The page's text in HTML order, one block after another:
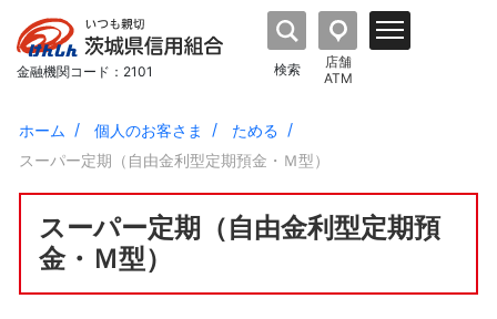
金融機関コード：2101 検索
店舗
ATM
ホーム 個人のお客さま
ためる
スーパー定期（自由金利型定期預金・Ｍ型）
スーパー定期（自由金利型定期預
金・Ｍ型）